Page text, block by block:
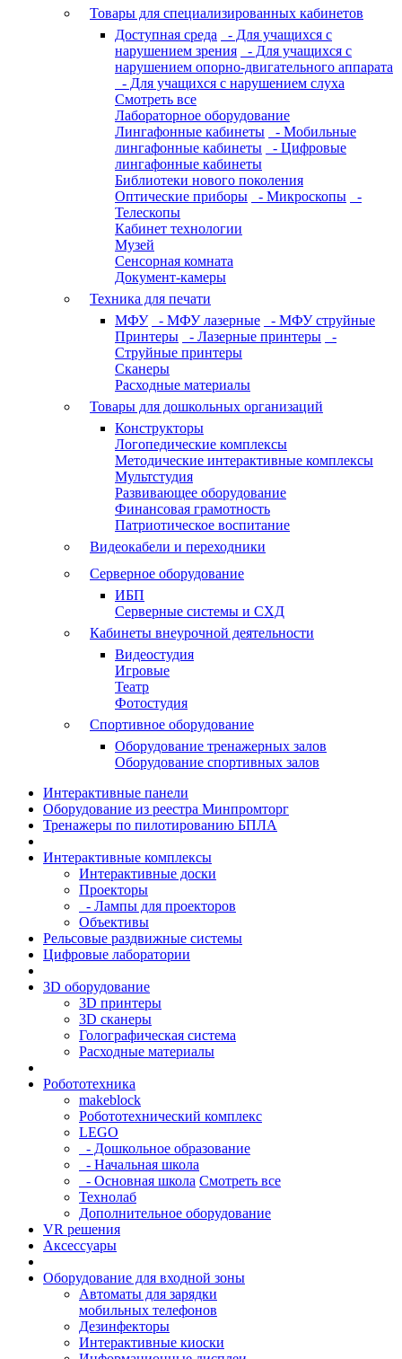
Товары для специализированных кабинетов
Доступная среда
- Для учащихся с
нарушением зрения
- Для учащихся с
нарушением опорно-двигательного аппарата
- Для учащихся с нарушением слуха
Смотреть все
Лабораторное оборудование
Лингафонные кабинеты
- Мобильные
лингафонные кабинеты
- Цифровые
лингафонные кабинеты
Библиотеки нового поколения
Оптические приборы
- Микроскопы
-
Телескопы
Кабинет технологии
Музей
Сенсорная комната
Документ-камеры
Техника для печати
МФУ
- МФУ лазерные
- МФУ струйные
Принтеры
- Лазерные принтеры
-
Струйные принтеры
Сканеры
Расходные материалы
Товары для дошкольных организаций
Конструкторы
Логопедические комплексы
Методические интерактивные комплексы
Мультстудия
Развивающее оборудование
Финансовая грамотность
Патриотическое воспитание
Видеокабели и переходники
Серверное оборудование
ИБП
Серверные системы и СХД
Кабинеты внеурочной деятельности
Видеостудия
Игровые
Театр
Фотостудия
Спортивное оборудование
Оборудование тренажерных залов
Оборудование спортивных залов
Интерактивные панели
Оборудование из реестра Минпромторг
Тренажеры по пилотированию БПЛА
Интерактивные комплексы
Интерактивные доски
Проекторы
- Лампы для проекторов
Объективы
Рельсовые раздвижные системы
Цифровые лаборатории
3D оборудование
3D принтеры
3D сканеры
Голографическая система
Расходные материалы
Робототехника
makeblock
Робототехнический комплекс
LEGO
- Дошкольное образование
- Начальная школа
- Основная школа Смотреть все
Технолаб
Дополнительное оборудование
VR решения
Аксессуары
Оборудование для входной зоны
Автоматы для зарядки
мобильных телефонов
Дезинфекторы
Интерактивные киоски